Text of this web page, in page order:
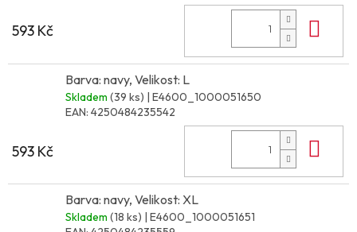
593 Kč
Barva: navy, Velikost: L
Skladem (39 ks) | E4600_1000051650
EAN: 4250484235542
593 Kč
Barva: navy, Velikost: XL
Skladem (18 ks) | E4600_1000051651